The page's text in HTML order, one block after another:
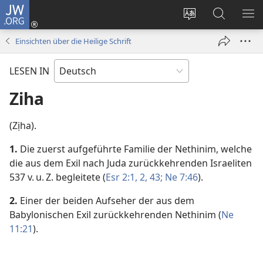
JW.ORG
Websitesprache
ändern
Anmelden
(öffnet
Suche
Einsichten über die Heilige Schrift
LESEN IN
Ziha
(Zịha).
1. Die zuerst aufgeführte Familie der Nethinim, welche
die aus dem Exil nach Juda zurückkehrenden Israeliten
537 v. u. Z. begleitete (Esr 2:1, 2, 43; Ne 7:46).
2. Einer der beiden Aufseher der aus dem
Babylonischen Exil zurückkehrenden Nethinim (Ne
11:21).